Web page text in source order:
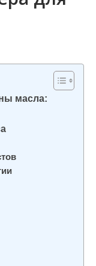
масла: